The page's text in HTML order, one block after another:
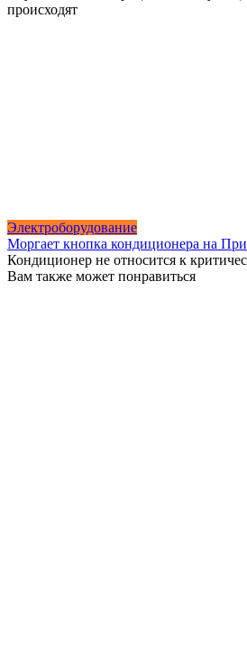
происходят
Электроборудование
Моргает кнопка кондиционера на
Кондиционер не относится к
Вам также может понравиться